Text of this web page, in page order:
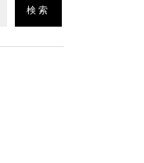
検索